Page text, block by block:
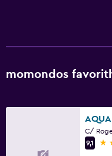
Bubbelpool
Bastu
Hälsa och säkerhet
momondos
9,1
4